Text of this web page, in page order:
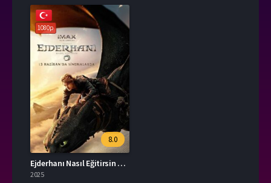
1080p
8.0
Ejderhanı Nasıl Eğitirsin 2025 Türkçe Dublaj İzle
2025